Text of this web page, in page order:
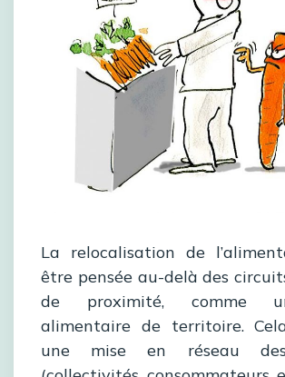
La relocalisation de
être pensée au-delà des
de proximité, comme
alimentaire de territoire.
une mise en réseau